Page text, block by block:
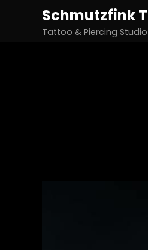
Schmutzfink
Tattoo & Piercing Studio